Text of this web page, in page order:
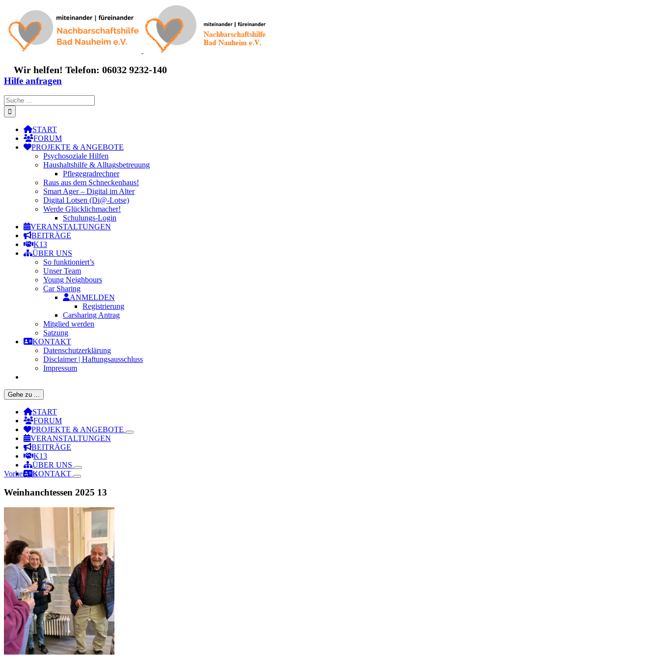
springen
Wir helfen! Telefon: 06032 9232-140
Hilfe anfragen
Suche
nach:
START
FORUM
PROJEKTE & ANGEBOTE
Psychosoziale Hilfen
Haushaltshilfe & Alltagsbetreuung
Pflegegradrechner
Raus aus dem Schneckenhaus!
Smart Ager – Digital im Alter
Digital Lotsen (Di@-Lotse)
Werde Glücklichmacher!
Schulungs-Login
VERANSTALTUNGEN
BEITRÄGE
K13
ÜBER UNS
So funktioniert’s
Unser Team
Young Neighbours
Car Sharing
ANMELDEN
Registrierung
Carsharing Antrag
Mitglied werden
Satzung
KONTAKT
Datenschutzerklärung
Disclaimer | Haftungsausschluss
Impressum
Gehe zu ...
START
FORUM
PROJEKTE & ANGEBOTE
VERANSTALTUNGEN
BEITRÄGE
K13
ÜBER UNS
KONTAKT
Vorheriges
Weinhanchtessen 2025 13